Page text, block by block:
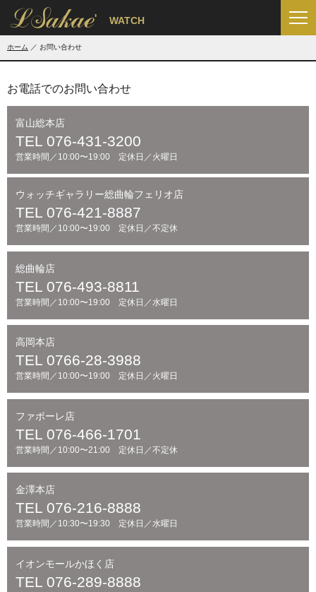
' WATCH
ホーム お問い合わせ
お電話でのお問い合わせ
富山総本店
TEL 076-431-3200
営業時間／10:00〜19:00 定休日／火曜日
ウォッチギャラリー総曲輪フェリオ店
TEL 076-421-8887
営業時間／10:00〜19:00 定休日／不定休
総曲輪店
TEL 076-493-8811
営業時間／10:00〜19:00 定休日／水曜日
高岡本店
TEL 0766-28-3988
営業時間／10:00〜19:00 定休日／火曜日
ファボーレ店
TEL 076-466-1701
営業時間／10:00〜21:00 定休日／不定休
金澤本店
TEL 076-216-8888
営業時間／10:30〜19:30 定休日／水曜日
イオンモールかほく店
TEL 076-289-8888